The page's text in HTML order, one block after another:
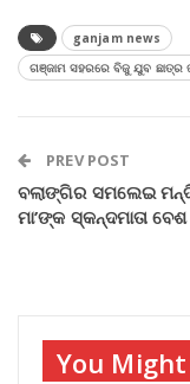
ganjam news
ଗଞ୍ଜାମ ସହରରେ ବିଜୁ ଯୁବ ଛାତ୍ର
PREV POST
ବଲାଙ୍ଗିର ସମଲେଇ
ମା’ଙ୍କ ସ୍କନ୍ଦମାତା ବେଶ
You